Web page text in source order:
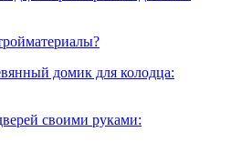
домик для колодца:
своими руками: